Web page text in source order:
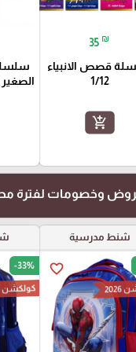
35 ₪
قصص الانبياء
1/12
add_shopping_cart
الصغير
وخصومات لفترة
شنط مدرسية
favorite_border
-33%
كولكشن 2026